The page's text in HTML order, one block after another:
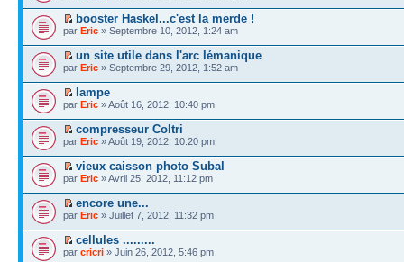
booster Haskel...c'est la merde !
par Eric » Septembre 10, 2012, 1:24 am
un site utile dans l'arc lémanique
par Eric » Septembre 29, 2012, 1:52 am
lampe
par Eric » Août 16, 2012, 10:40 pm
compresseur Coltri
par Eric » Août 19, 2012, 10:20 pm
vieux caisson photo Subal
par Eric » Avril 25, 2012, 11:12 pm
encore une...
par Eric » Juillet 7, 2012, 11:32 pm
cellules .........
par cricri » Juin 26, 2012, 5:46 pm